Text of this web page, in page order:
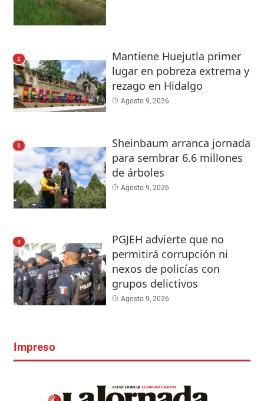
2
Mantiene Huejutla primer
lugar en pobreza extrema y
rezago en Hidalgo
Agosto 9, 2026
3
Sheinbaum arranca jornada
para sembrar 6.6 millones
de árboles
Agosto 9, 2026
4
PGJEH advierte que no
permitirá corrupción ni
nexos de policías con
grupos delictivos
Agosto 9, 2026
Impreso